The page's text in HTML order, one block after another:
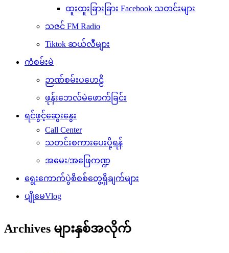
ထူးထူးခြားခြား Facebook သတင်းများ
သဇင် FM Radio
Tiktok ဆယ်လီများ
ကံစမ်းမဲ
ဉာဏ်စမ်းပဟေဠိ
ဖုန်းဘေလ်မဲဖောက်ခြင်း
ရင်ဖွင့်ဆွေးနွေး
Call Center
သတင်းစကားပေးပို့ရန်
အမေး/အဖြေကဏ္ဍ
ရွေးကောက်ပွဲစိစစ်တွေ့ရှိချက်များ
ပျိုမေVlog
Archives များနှစ်အလိုက်